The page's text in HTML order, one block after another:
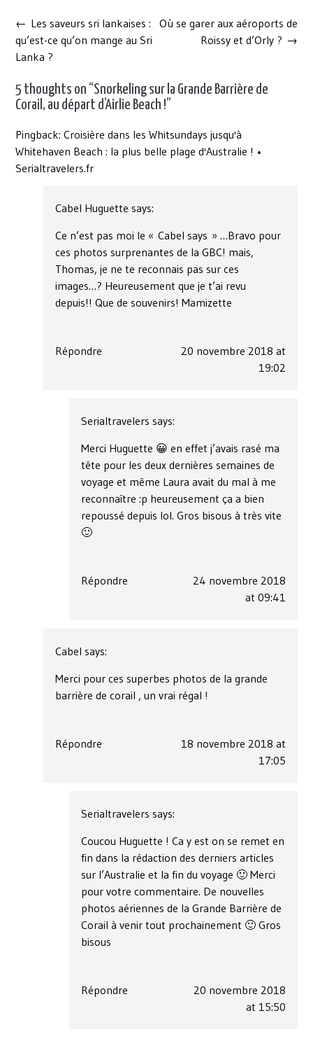
Post
navigation
Où se garer aux aéroports de
Roissy et d’Orly ? →
← Les saveurs sri lankaises :
qu’est-ce qu’on mange au Sri
Lanka ?
5 thoughts on “Snorkeling sur la Grande Barrière de
Corail, au départ d’Airlie Beach !”
Pingback: Croisière dans les Whitsundays jusqu'à
Whitehaven Beach : la plus belle plage d'Australie ! •
Serialtravelers.fr
Cabel Huguette says:
Ce n’est pas moi le « Cabel says » …Bravo pour
ces photos surprenantes de la GBC! mais,
Thomas, je ne te reconnais pas sur ces
images…? Heureusement que je t’ai revu
depuis!! Que de souvenirs! Mamizette
Répondre
20 novembre 2018 at
19:02
Serialtravelers says:
Merci Huguette 😀 en effet j’avais rasé ma
tête pour les deux dernières semaines de
voyage et même Laura avait du mal à me
reconnaître :p heureusement ça a bien
repoussé depuis lol. Gros bisous à très vite
🙂
Répondre
24 novembre 2018
at 09:41
Cabel says:
Merci pour ces superbes photos de la grande
barrière de corail , un vrai régal !
Répondre
18 novembre 2018 at
17:05
Serialtravelers says:
Coucou Huguette ! Ca y est on se remet en
fin dans la rédaction des derniers articles
sur l’Australie et la fin du voyage 🙂 Merci
pour votre commentaire. De nouvelles
photos aériennes de la Grande Barrière de
Corail à venir tout prochainement 🙂 Gros
bisous
Répondre
20 novembre 2018
at 15:50